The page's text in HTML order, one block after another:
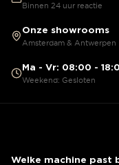
Binnen 24 uur reactie
Onze showrooms
Amsterdam & Antwerpen
Ma - Vr: 08:00 -
Weekend: Gesloten
Welke machine past